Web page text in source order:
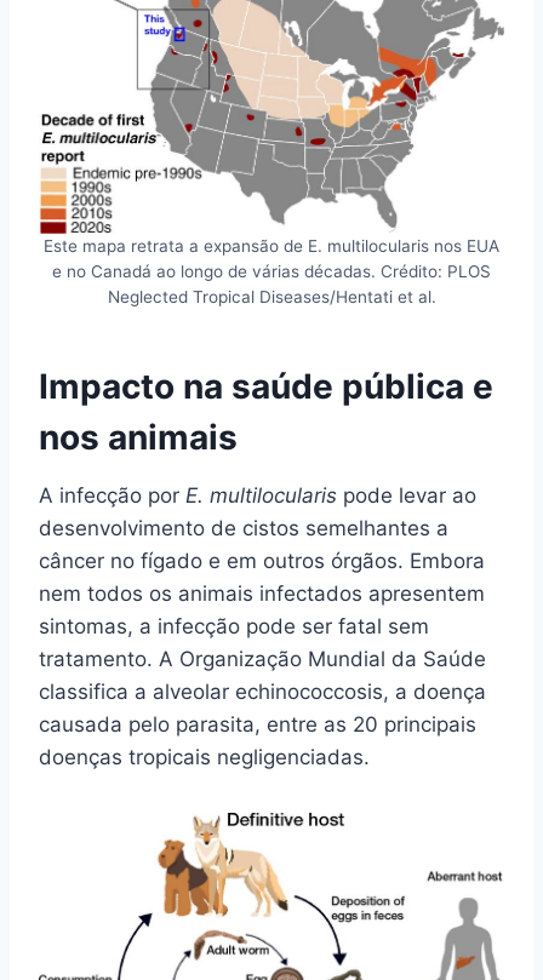
Este mapa retrata a expansão de E. multilocularis nos EUA
e no Canadá ao longo de várias décadas. Crédito: PLOS
Neglected Tropical Diseases/Hentati et al.
Impacto na saúde pública e
nos animais
A infecção por E. multilocularis pode levar ao
desenvolvimento de cistos semelhantes a
câncer no fígado e em outros órgãos. Embora
nem todos os animais infectados apresentem
sintomas, a infecção pode ser fatal sem
tratamento. A Organização Mundial da Saúde
classifica a alveolar echinococcosis, a doença
causada pelo parasita, entre as 20 principais
doenças tropicais negligenciadas.